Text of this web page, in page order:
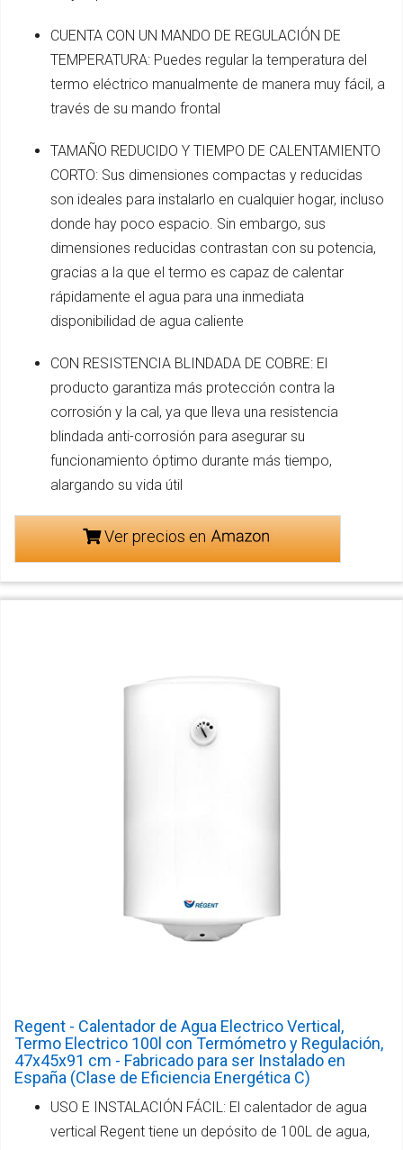
CUENTA CON UN MANDO DE REGULACIÓN DE
TEMPERATURA: Puedes regular la temperatura del
termo eléctrico manualmente de manera muy fácil, a
través de su mando frontal
TAMAÑO REDUCIDO Y TIEMPO DE CALENTAMIENTO
CORTO: Sus dimensiones compactas y reducidas
son ideales para instalarlo en cualquier hogar, incluso
donde hay poco espacio. Sin embargo, sus
dimensiones reducidas contrastan con su potencia,
gracias a la que el termo es capaz de calentar
rápidamente el agua para una inmediata
disponibilidad de agua caliente
CON RESISTENCIA BLINDADA DE COBRE: El
producto garantiza más protección contra la
corrosión y la cal, ya que lleva una resistencia
blindada anti-corrosión para asegurar su
funcionamiento óptimo durante más tiempo,
alargando su vida útil
Ver precios en
Regent - Calentador de Agua Electrico Vertical,
Termo Electrico 100l con Termómetro y Regulación,
47x45x91 cm - Fabricado para ser Instalado en
España (Clase de Eficiencia Energética C)
USO E INSTALACIÓN FÁCIL: El calentador de agua
vertical Regent tiene un depósito de 100L de agua,